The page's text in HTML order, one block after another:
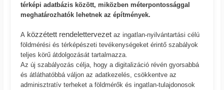
térképi adatbázis között, miközben méterpontossággal
meghatározhatók lehetnek az építmények.
A közzétett rendelettervezet az ingatlan-nyilvántartási célú
földmérési és térképészeti tevékenységeket érintő szabályok
teljes körű átdolgozását tartalmazza.
Az új szabályozás célja, hogy a digitalizáció révén gyorsabbá
és átláthatóbbá váljon az adatkezelés, csökkentve az
adminisztratív terheket a földmérők és ingatlan-tulajdonosok